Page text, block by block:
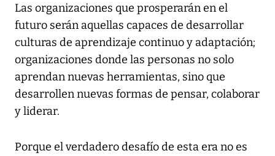
Las organizaciones que prosperarán en el
futuro serán aquellas capaces de desarrollar
culturas de aprendizaje continuo y adaptación;
organizaciones donde las personas no solo
aprendan nuevas herramientas, sino que
desarrollen nuevas formas de pensar, colaborar
y liderar.
Porque el verdadero desafío de esta era no es